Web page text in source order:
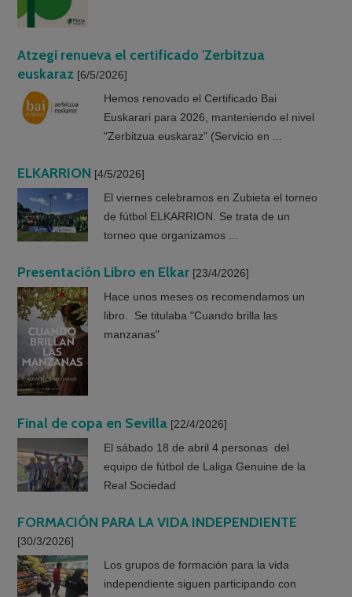
Atzegi renueva el certificado 'Zerbitzua
euskaraz [6/5/2026]
Hemos renovado el Certificado Bai
Euskarari para 2026, manteniendo el nivel
"Zerbitzua euskaraz" (Servicio en ...
ELKARRION [4/5/2026]
El viernes celebramos en Zubieta el torneo
de fútbol ELKARRION. Se trata de un
torneo que organizamos ...
Presentación Libro en Elkar [23/4/2026]
Hace unos meses os recomendamos un
libro. Se titulaba "Cuando brilla las
manzanas"
Final de copa en Sevilla [22/4/2026]
El sábado 18 de abril 4 personas del
equipo de fútbol de Laliga Genuine de la
Real Sociedad
FORMACIÓN PARA LA VIDA INDEPENDIENTE
[30/3/2026]
Los grupos de formación para la vida
independiente siguen participando con